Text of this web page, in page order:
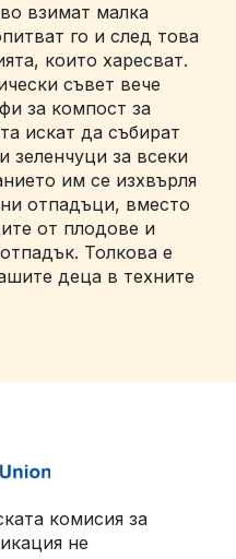
взимат малка
го и след това
които харесват.
съвет вече
за компост за
искат да събират
зеленчуци за всеки
им се изхвърля
отпадъци, вместо
от плодове и
Толкова е
деца в техните
комисия за
не